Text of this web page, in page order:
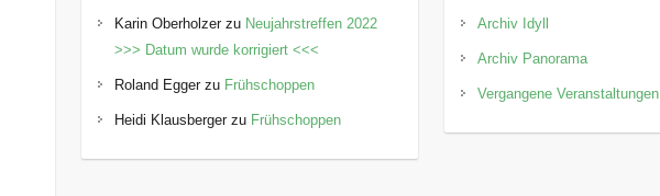
Karin Oberholzer zu Neujahrstreffen 2022
>>> Datum wurde korrigiert <<<
Roland Egger zu Frühschoppen
Heidi Klausberger zu Frühschoppen
Archiv Idyll
Archiv Panorama
Vergangene Veranstaltungen